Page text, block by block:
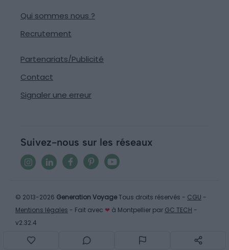
Qui sommes nous ?
Recrutement
Partenariats/Publicité
Contact
Signaler une erreur
Suivez-nous sur les réseaux
© 2013-2026 Generation VoyageTous droits réservés - CGU -
Mentions légales - Fait avec ❤ à Montpellier par GC TECH -
v2.32.4